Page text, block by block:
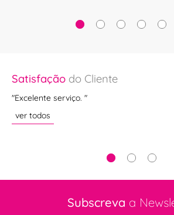
Satisfação do Cliente
"Excelente serviço. "
ver todos
Subscreva a